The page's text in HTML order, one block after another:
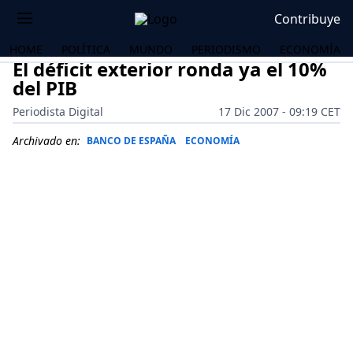
Contribuye
HOME POLÍTICA MUNDO PERIODISMO ECONOMÍA
El déficit exterior ronda ya el 10%
del PIB
Periodista Digital
17 Dic 2007 - 09:19 CET
Archivado en: BANCO DE ESPAÑA ECONOMÍA